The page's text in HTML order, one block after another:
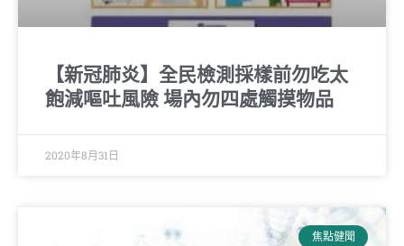
【新冠肺炎】全民檢測採樣前勿吃太
飽減嘔吐風險 場內勿四處觸摸物品
2020年8月31日
焦點健聞